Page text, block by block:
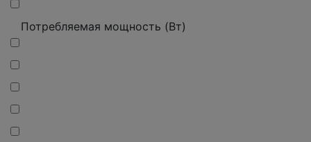
Потребляемая мощность (Вт)